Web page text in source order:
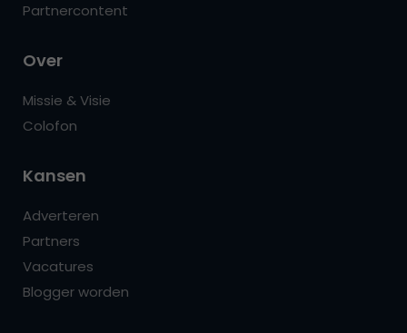
Partnercontent
Over
Missie & Visie
Colofon
Kansen
Adverteren
Partners
Vacatures
Blogger worden